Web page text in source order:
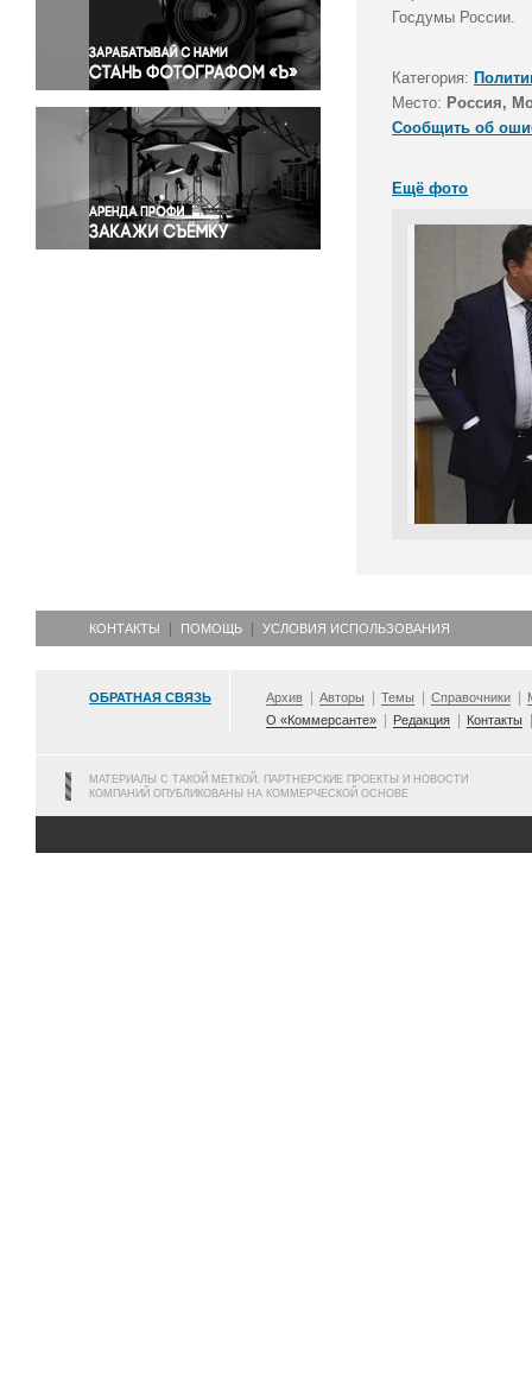
Правосудие
Происшествия и конфликты
Религия
Светская жизнь
Спорт
Экология
Экономика и бизнес
Госдумы России.
Категория:
Место: Россия,
Сообщить об
Ещё фото
КОНТАКТЫ ПОМОЩЬ УСЛОВИЯ ИСПОЛЬЗОВАНИЯ
ОБРАТНАЯ СВЯЗЬ Архив Авторы Темы Справочники
О «Коммерсанте»
Редакция Контакты
МАТЕРИАЛЫ С ТАКОЙ МЕТКОЙ, ПАРТНЕРСКИЕ ПРОЕКТЫ И НОВОСТИ
КОМПАНИЙ ОПУБЛИКОВАНЫ НА КОММЕРЧЕСКОЙ ОСНОВЕ